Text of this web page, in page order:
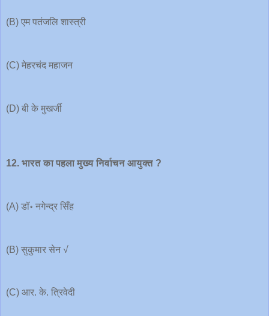
(B) एम पतंजलि शास्त्री
(C) मेहरचंद महाजन
(D) बी के मुखर्जी
12. भारत का पहला मुख्य निर्वाचन आयुक्त ?
(A) डॉ॰ नगेन्द्र सिँह
(B) सुकुमार सेन √
(C) आर. के. त्रिवेदी